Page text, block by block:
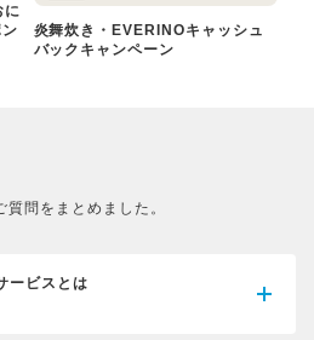
に
炎舞炊き・EVERINOキャッシュ
バックキャンペーン
問をまとめました。
ービスとは